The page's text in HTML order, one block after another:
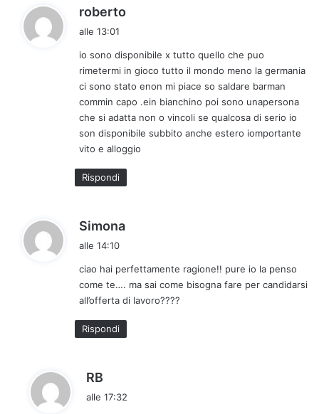
roberto
e
t
t
o
:
alle 13:01
io sono disponibile x tutto quello che puo
rimetermi in gioco tutto il mondo meno la germania
ci sono stato enon mi piace so saldare barman
commin capo .ein bianchino poi sono unapersona
che si adatta non o vincoli se qualcosa di serio io
son disponibile subbito anche estero iomportante
vito e alloggio
Rispondi
Simona
e
t
o
:
alle 14:10
ciao hai perfettamente ragione!! pure io la penso
come te…. ma sai come bisogna fare per candidarsi
all’offerta di lavoro????
Rispondi
RB
a
alle 17:32